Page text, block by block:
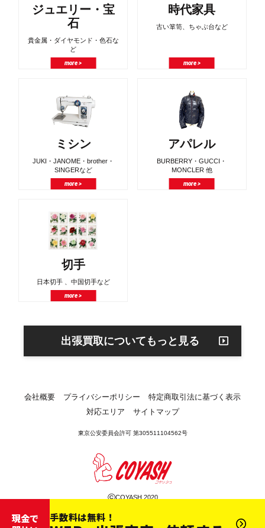
ジュエリー・宝
石
貴金属・ダイヤモンド・色石な
ど
more >
時代家具
古い箪笥、ちゃぶ台など
more >
ミシン
JUKI・JANOME・brother・
SINGERなど
more >
アパレル
BURBERRY・GUCCI・
MONCLER 他
more >
切手
日本切手 、中国切手など
more >
出張買取についてもっと見る
会社概要 プライバシーポリシー
特定商取引法に基づく表示
対応エリア
サイトマップ
東京公安委員会許可 第305511104562号
©COYASH 2020
現金で
手数料は無料！